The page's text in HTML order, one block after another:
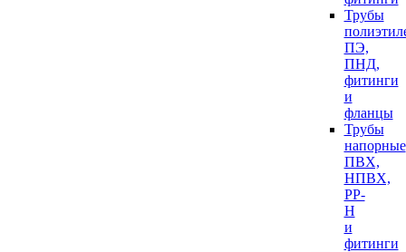
Трубы
ПЭ,
ПНД,
фитинги
и
фланцы
Трубы
напорные
ПВХ,
НПВХ,
PP-
H
и
фитинги